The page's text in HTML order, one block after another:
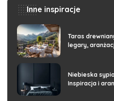
Inne inspiracje
Taras
legary,
Niebieska
Inspiracja i